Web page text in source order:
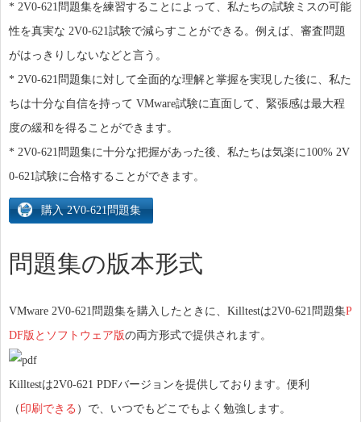
* 2V0-621問題集を練習することによって、私たちの試験ミスの可能
性を真実な 2V0-621試験で減らすことができる。例えば、審査問題
がはっきりしないなどと言う。
* 2V0-621問題集に対して全面的な理解と掌握を実現した後に、私た
ちは十分な自信を持って VMware試験に直面して、緊張感は最大程
度の緩和を得ることができます。
* 2V0-621問題集に十分な把握があった後、私たちは気楽に100% 2V
0-621試験に合格することができます。
問題集の版本形式
VMware 2V0-621問題集を購入したときに、Killtestは2V0-621問題集P
DF版とソフトウェア版の両方形式で提供されます。
Killtestは2V0-621 PDFバージョンを提供しております。便利
（ 印刷できる ）で、いつでもどこでもよく勉強します。